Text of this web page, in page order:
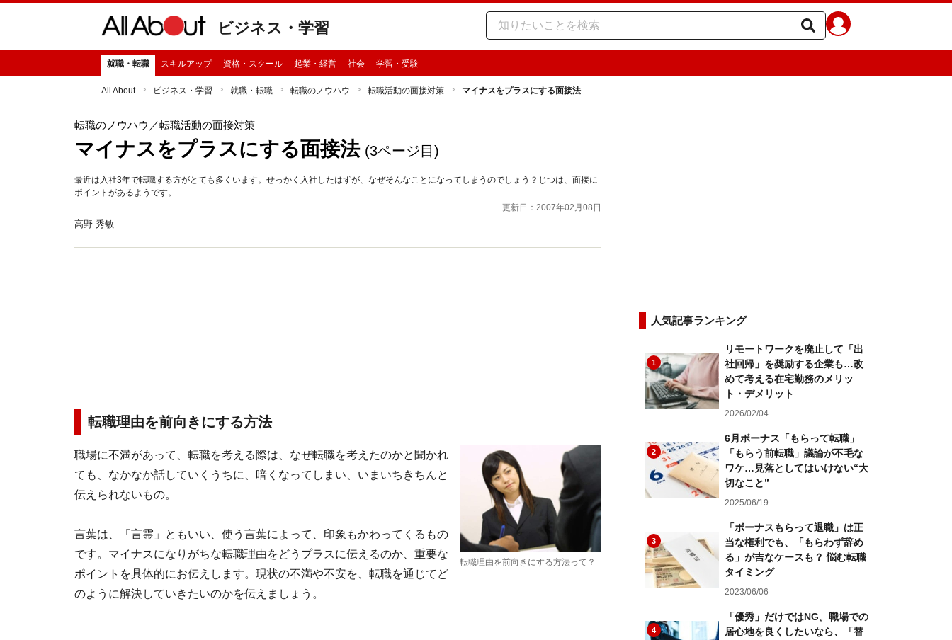
ビジネス・学習
就職・転職 スキルアップ 資格・スクール 起業・経営 社会 学習・受験
All About ビジネス・学習 就職・転職 転職のノウハウ 転職活動の面接対策 マイナスをプラスにする面接法
転職のノウハウ ／転職活動の面接対策
マイナスをプラスにする面接法 (3ページ目)
最近は入社3年で転職する方がとても多くいます。せっかく入社したはずが、なぜそんなことになってしまうのでしょう？じつは、面接に
ポイントがあるようです。
更新日：2007年02月08日
高野 秀敏
転職理由を前向きにする方法
転職理由を前向きにする方法って？
職場に不満があって、転職を考える際は、なぜ転職を考えたのかと聞かれ
ても、なかなか話していくうちに、暗くなってしまい、いまいちきちんと
伝えられないもの。
言葉は、「言霊」ともいい、使う言葉によって、印象もかわってくるもの
です。マイナスになりがちな転職理由をどうプラスに伝えるのか、重要な
ポイントを具体的にお伝えします。現状の不満や不安を、転職を通じてど
のように解決していきたいのかを伝えましょう。
人気記事ランキング
1
リモートワークを廃止して「出
社回帰」を奨励する企業も…改
めて考える在宅勤務のメリッ
ト・デメリット
2026/02/04
2
6月ボーナス「もらって転職」
「もらう前転職」議論が不毛な
ワケ…見落としてはいけない“大
切なこと”
2025/06/19
3
「ボーナスもらって退職」は正
当な権利でも、「もらわず辞め
る」が吉なケースも？ 悩む転職
タイミング
2023/06/06
4
「優秀」だけではNG。職場での
居心地を良くしたいなら、「替